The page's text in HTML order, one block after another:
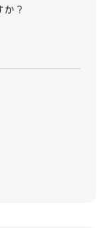
か？